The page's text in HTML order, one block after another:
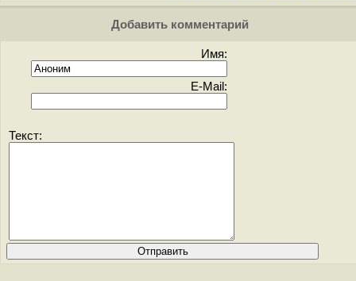
Добавить комментарий
Имя:
E-Mail:
Текст: